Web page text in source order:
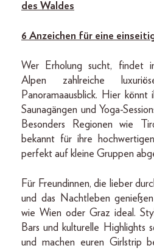
des Waldes
6 Anzeichen für eine
Wer Erholung sucht, findet
Alpen zahlreiche
Panoramaausblick. Hier könnt
Saunagängen und Yoga-
Besonders Regionen wie
bekannt für ihre
perfekt auf kleine Gruppen
Für Freundinnen, die lieber
und das Nachtleben
wie Wien oder Graz ideal.
Bars und kulturelle Highlights
und machen euren Girlstrip